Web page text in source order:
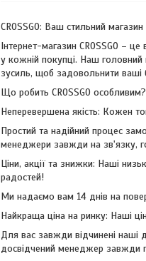
CROSSGO: Ваш стильний
Інтернет-магазин CROSSGO –
у кожній покупці. Наш
зусиль, щоб задовольнити ваші
Що робить CROSSGO особливим?
Неперевершена якість: Кожен
Простий та надійний процес
менеджери завжди на зв'язку,
Ціни, акції та знижки: Наші
радостей!
Ми надаємо вам 14 днів на
Найкраща ціна на ринку: Наші
Для вас завжди відчинені
досвідчений менеджер завжди